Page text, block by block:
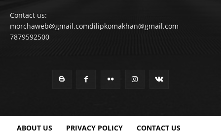
Contact us:
morchaweb@gmail.comdilipkomakhan@gmail.com
7879592500
ABOUT US PRIVACY POLICY CONTACT US